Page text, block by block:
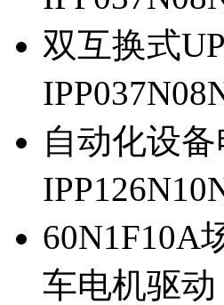
双互换式
自动化设
60N1F10A
车电机驱动